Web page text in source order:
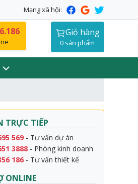
Mạng xã hội:
Giỏ hàng
0 sản phẩm
TRỰC TIẾP
569- Tư vấn dự án
3888- Phòng kinh doanh
186- Tư vấn thiết kế
ONLINE